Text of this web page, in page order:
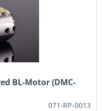
BL-Motor (DMC-
071-RP-0013